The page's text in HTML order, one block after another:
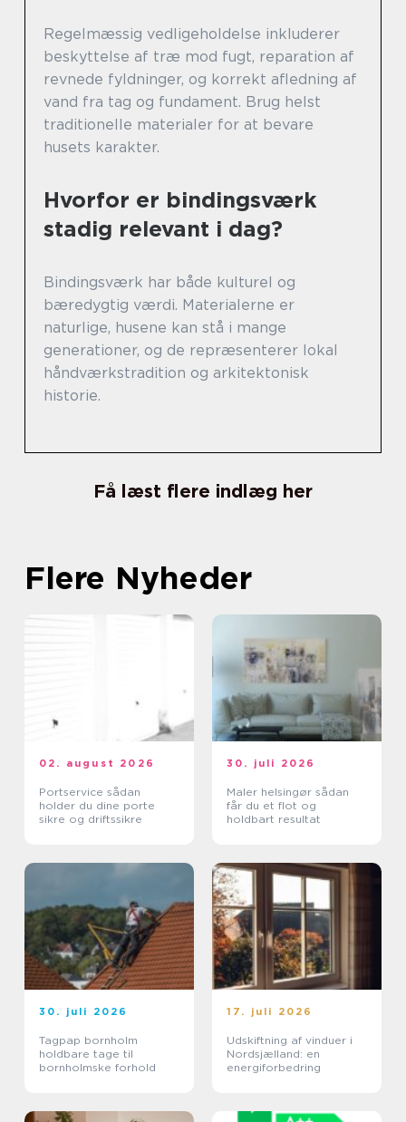
Regelmæssig vedligeholdelse inkluderer
beskyttelse af træ mod fugt, reparation af
revnede fyldninger, og korrekt afledning af
vand fra tag og fundament. Brug helst
traditionelle materialer for at bevare
husets karakter.
Hvorfor er bindingsværk
stadig relevant i dag?
Bindingsværk har både kulturel og
bæredygtig værdi. Materialerne er
naturlige, husene kan stå i mange
generationer, og de repræsenterer lokal
håndværkstradition og arkitektonisk
historie.
Få læst flere indlæg her
Flere Nyheder
02. august 2026
Portservice sådan
holder du dine porte
sikre og driftssikre
30. juli 2026
Maler helsingør sådan
får du et flot og
holdbart resultat
30. juli 2026
Tagpap bornholm
holdbare tage til
bornholmske forhold
17. juli 2026
Udskiftning af vinduer i
Nordsjælland: en
energiforbedring